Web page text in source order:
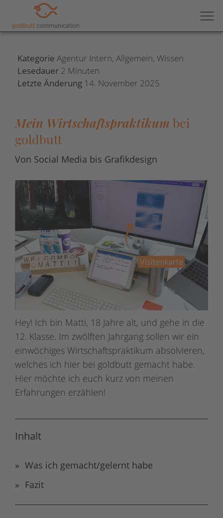
Kategorie Agentur Intern, Allgemein, Wissen
Lesedauer 2 Minuten
Letzte Änderung 14. November 2025
Mein Wirtschaftspraktikum bei
goldbutt
Von Social Media bis Grafikdesign
Hey! Ich bin Matti, 18 Jahre alt, und gehe in die
12. Klasse. Im zwölften Jahrgang sollen wir ein
einwöchiges Wirtschaftspraktikum absolvieren,
welches ich hier bei goldbutt gemacht habe.
Hier möchte ich euch kurz von meinen
Erfahrungen erzählen!
Inhalt
Was ich gemacht/gelernt habe
Fazit